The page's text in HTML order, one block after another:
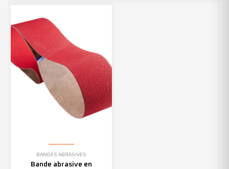
BANDES ABRASIVES
Bande abrasive en